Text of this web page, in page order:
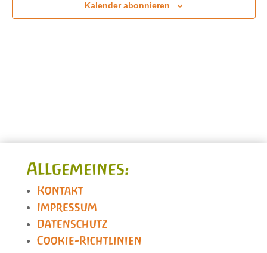
Kalender abonnieren
Allgemeines:
Kontakt
Impressum
Datenschutz
Cookie-Richtlinien